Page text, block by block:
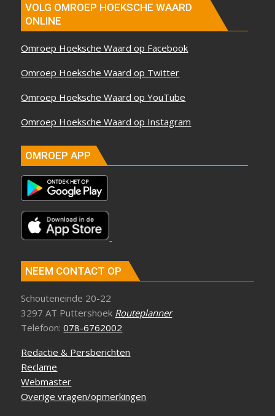
VOLG OMROEP HOEKSCHE WAARD
ONLINE
Omroep Hoeksche Waard op Facebook
Omroep Hoeksche Waard op Twitter
Omroep Hoeksche Waard op YouTube
Omroep Hoeksche Waard op Instagram
OMROEP APP
NEEM CONTACT OP
Schouteneinde 20-22
3297 AT Puttershoek Routeplanner
Telefoon:078-6762002
Redactie & Persberichten
Reclame
Webmaster
Overige vragen/opmerkingen